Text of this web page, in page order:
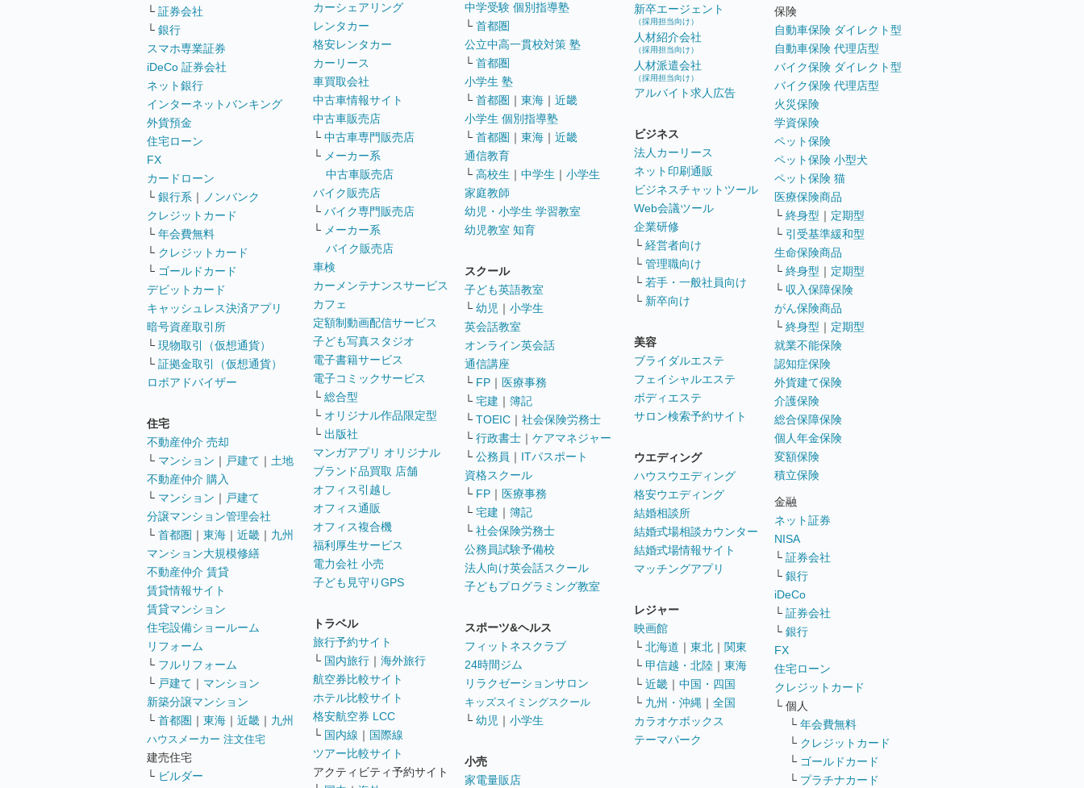
└ 証券会社
└ 銀行
スマホ専業証券
iDeCo 証券会社
ネット銀行
インターネットバンキング
外貨預金
住宅ローン
FX
カードローン
└ 銀行系 ｜
ノンバンク
クレジットカード
└ 年会費無料
└ クレジットカード
└ ゴールドカード
デビットカード
キャッシュレス決済アプリ
暗号資産取引所
└ 現物取引（仮想通貨）
└ 証拠金取引（仮想通貨）
ロボアドバイザー
住宅
不動産仲介 売却
└ マンション ｜ 戸建て ｜ 土地
不動産仲介 購入
└ マンション ｜ 戸建て
分譲マンション管理会社
└ 首都圏 ｜ 東海 ｜ 近畿 ｜ 九州
マンション大規模修繕
不動産仲介 賃貸
賃貸情報サイト
賃貸マンション
住宅設備ショールーム
リフォーム
└ フルリフォーム
└ 戸建て ｜ マンション
新築分譲マンション
└ 首都圏 ｜ 東海 ｜ 近畿 ｜ 九州
ハウスメーカー 注文住宅
建売住宅
└ ビルダー
カーシェアリング
レンタカー
格安レンタカー
カーリース
車買取会社
中古車情報サイト
中古車販売店
└ 中古車専門販売店
└ メーカー系
中古車販売店
バイク販売店
└ バイク専門販売店
└ メーカー系
バイク販売店
車検
カーメンテナンスサービス
カフェ
定額制動画配信サービス
子ども写真スタジオ
電子書籍サービス
電子コミックサービス
└ 総合型
└ オリジナル作品限定型
└ 出版社
マンガアプリ オリジナル
ブランド品買取 店舗
オフィス引越し
オフィス通販
オフィス複合機
福利厚生サービス
電力会社 小売
子ども見守りGPS
トラベル
旅行予約サイト
└ 国内旅行 ｜ 海外旅行
航空券比較サイト
ホテル比較サイト
格安航空券 LCC
└ 国内線 ｜ 国際線
ツアー比較サイト
アクティビティ予約サイト
中学受験 個別指導塾
└ 首都圏
公立中高一貫校対策 塾
└ 首都圏
小学生 塾
└ 首都圏 ｜ 東海 ｜ 近畿
小学生 個別指導塾
└ 首都圏 ｜ 東海 ｜ 近畿
通信教育
└ 高校生 ｜ 中学生 ｜ 小学生
家庭教師
幼児・小学生 学習教室
幼児教室 知育
スクール
子ども英語教室
└ 幼児 ｜ 小学生
英会話教室
オンライン英会話
通信講座
└ FP ｜ 医療事務
└ 宅建 ｜ 簿記
└ TOEIC ｜ 社会保険労務士
└ 行政書士 ｜ ケアマネジャー
└ 公務員 ｜ ITパスポート
資格スクール
└ FP ｜ 医療事務
└ 宅建 ｜ 簿記
└ 社会保険労務士
公務員試験予備校
法人向け英会話スクール
子どもプログラミング教室
スポーツ&ヘルス
フィットネスクラブ
24時間ジム
リラクゼーションサロン
キッズスイミングスクール
└ 幼児 ｜ 小学生
小売
家電量販店
新卒エージェント
（採用担当向け）
人材紹介会社
（採用担当向け）
人材派遣会社
（採用担当向け）
アルバイト求人広告
ビジネス
法人カーリース
ネット印刷通販
ビジネスチャットツール
Web会議ツール
企業研修
└ 経営者向け
└ 管理職向け
└ 若手・一般社員向け
└ 新卒向け
美容
ブライダルエステ
フェイシャルエステ
ボディエステ
サロン検索予約サイト
ウエディング
ハウスウエディング
格安ウエディング
結婚相談所
結婚式場相談カウンター
結婚式場情報サイト
マッチングアプリ
レジャー
映画館
└ 北海道 ｜ 東北 ｜ 関東
└ 甲信越・北陸 ｜ 東海
└ 近畿 ｜ 中国・四国
└ 九州・沖縄 ｜ 全国
カラオケボックス
テーマパーク
保険
自動車保険 ダイレクト型
自動車保険 代理店型
バイク保険 ダイレクト型
バイク保険 代理店型
火災保険
学資保険
ペット保険
ペット保険 小型犬
ペット保険 猫
医療保険商品
└ 終身型 ｜ 定期型
└ 引受基準緩和型
生命保険商品
└ 終身型 ｜ 定期型
└ 収入保障保険
がん保険商品
└ 終身型 ｜ 定期型
就業不能保険
認知症保険
外貨建て保険
介護保険
総合保障保険
個人年金保険
変額保険
積立保険
金融
ネット証券
NISA
└ 証券会社
└ 銀行
iDeCo
└ 証券会社
└ 銀行
FX
住宅ローン
クレジットカード
└ 個人
└ 年会費無料
└ クレジットカード
└ ゴールドカード
└ プラチナカード